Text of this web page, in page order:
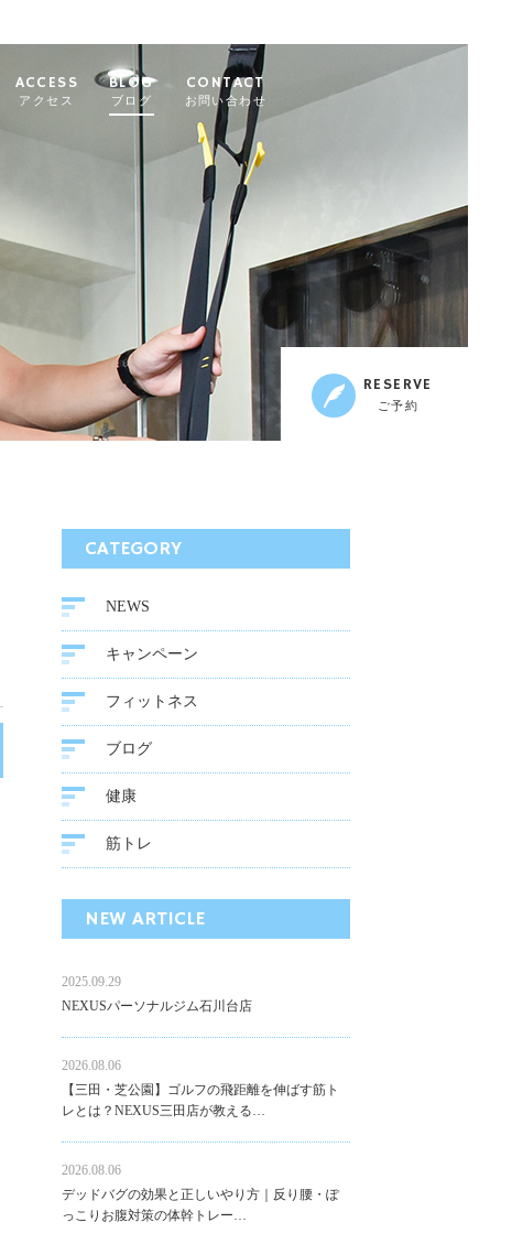
ACCESS
アクセス
BLOG
ブログ
CONTACT
お問い合わせ
RESERVE
ご予約
CATEGORY
NEWS
キャンペーン
フィットネス
ブログ
健康
筋トレ
NEW ARTICLE
2025.09.29
NEXUSパーソナルジム石川台店
2026.08.06
【三田・芝公園】ゴルフの飛距離を伸ばす筋ト
レとは？NEXUS三田店が教える…
2026.08.06
デッドバグの効果と正しいやり方｜反り腰・ぽ
っこりお腹対策の体幹トレー…